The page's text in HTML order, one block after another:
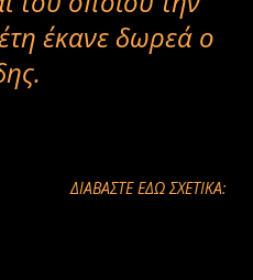
έκανε δωρεά ο
ΔΙΑΒΑΣΤΕ ΕΔΩ ΣΧΕΤΙΚΑ: